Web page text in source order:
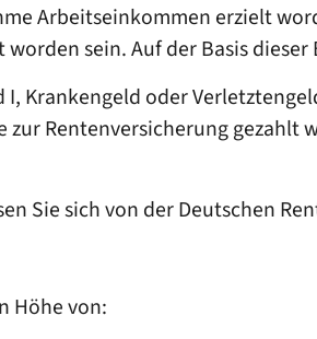
Arbeitseinkommen erzielt
sein. Auf der Basis
Krankengeld oder
Rentenversicherung gezahlt
Sie sich von der Deutschen
Höhe von: